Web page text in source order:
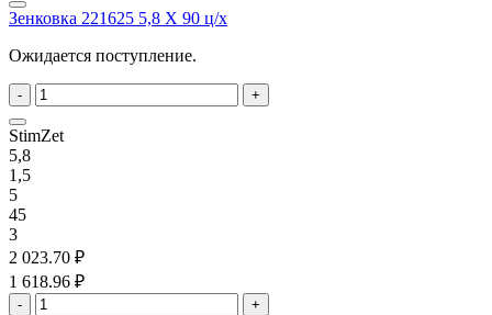
Зенковка 221625 5,8 X 90 ц/х
Ожидается поступление.
- +
StimZet
5,8
1,5
5
45
3
2 023.70 ₽
1 618.96 ₽
- +